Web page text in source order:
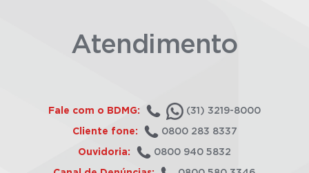
Atendimento
Fale com o BDMG: (31) 3219-8000
Cliente fone: 0800 283 8337
Ouvidoria: 0800 940 5832